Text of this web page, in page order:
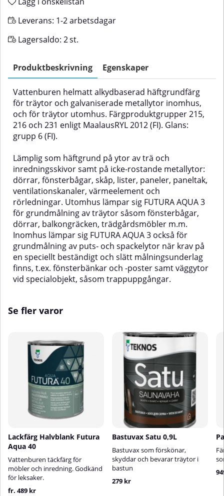
Leverans: 1-2 arbetsdagar
Lagersaldo: 2st.
Produktbeskrivning Egenskaper
Vattenburen helmatt alkydbaserad häftgrundfärg
för träytor och galvaniserade metallytor inomhus,
och för träytor utomhus. Färgproduktgrupper 215,
216 och 231 enligt MaalausRYL 2012 (FI). Glans:
grupp 6 (FI).
Lämplig som häftgrund på ytor av trä och
inredningsskivor samt på icke-rostande metallytor:
dörrar, fönsterbågar, skåp, lister, paneler, paneltak,
ventilationskanaler, värmeelement och
rörledningar. Utomhus lämpar sig FUTURA AQUA 3
för grundmålning av träytor såsom fönsterbågar,
dörrar, balkongräcken, trädgårdsmöbler m.m.
Inomhus lämpar sig FUTURA AQUA 3 också för
grundmålning av puts- och spackelytor när krav på
en speciellt beständigt och slätt målningsunderlag
finns, t.ex. fönsterbänkar och -poster samt väggytor
vid specialobjekt, såsom trappuppgångar.
Se fler varor
Lackfärg Halvblank Futura
Aqua 40
Vattenburen täckfärg för
möbler och inredning. Godkänd
för leksaker.
fr. 489 kr
Bastuvax Satu 0,9L
Bastuvax som förskönar,
skyddar och bevarar träytor i
bastun
279 kr